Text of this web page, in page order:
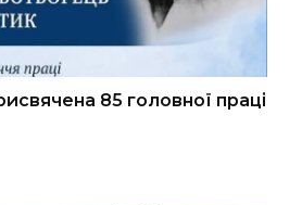
85 головної праці